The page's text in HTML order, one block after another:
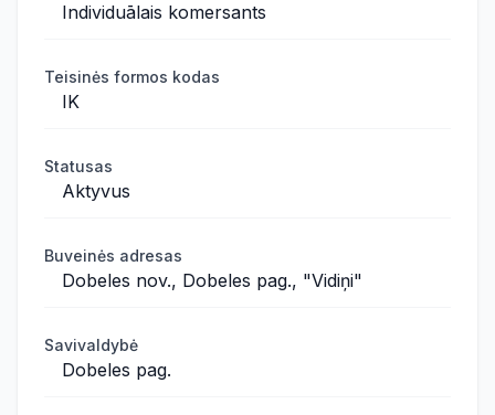
Individuālais komersants
Teisinės formos kodas
IK
Statusas
Aktyvus
Buveinės adresas
Dobeles nov., Dobeles pag., "Vidiņi"
Savivaldybė
Dobeles pag.